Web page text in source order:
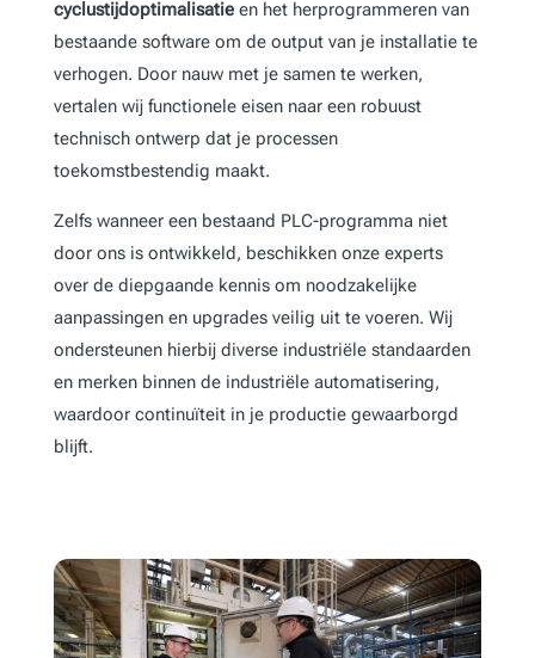
cyclustijdoptimalisatieen het herprogrammeren van
bestaande software om de output van je installatie te
verhogen. Door nauw met je samen te werken,
vertalen wij functionele eisen naar een robuust
technisch ontwerp dat je processen
toekomstbestendig maakt.
Zelfs wanneer een bestaand PLC-programma niet
door ons is ontwikkeld, beschikken onze experts
over de diepgaande kennis om noodzakelijke
aanpassingen en upgrades veilig uit te voeren. Wij
ondersteunen hierbij diverse industriële standaarden
en merken binnen de industriële automatisering,
waardoor continuïteit in je productie gewaarborgd
blijft.